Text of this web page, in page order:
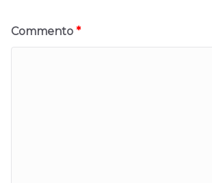
Commento *